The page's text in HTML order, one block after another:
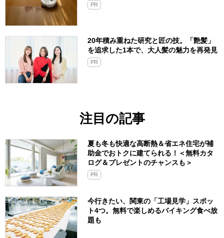
PR
20年積み重ねた研究と匠の技。「艶髪」
を追求した1本で、大人髪の魅力を再発見
PR
注目の記事
夏も冬も快適な高断熱＆省エネ住宅が補
助金でおトクに建てられる！＜無料カタ
ログ＆プレゼントのチャンスも＞
PR
今行きたい、関東の「工場見学」スポッ
ト4つ。無料で楽しめるバイキング食べ放
題も